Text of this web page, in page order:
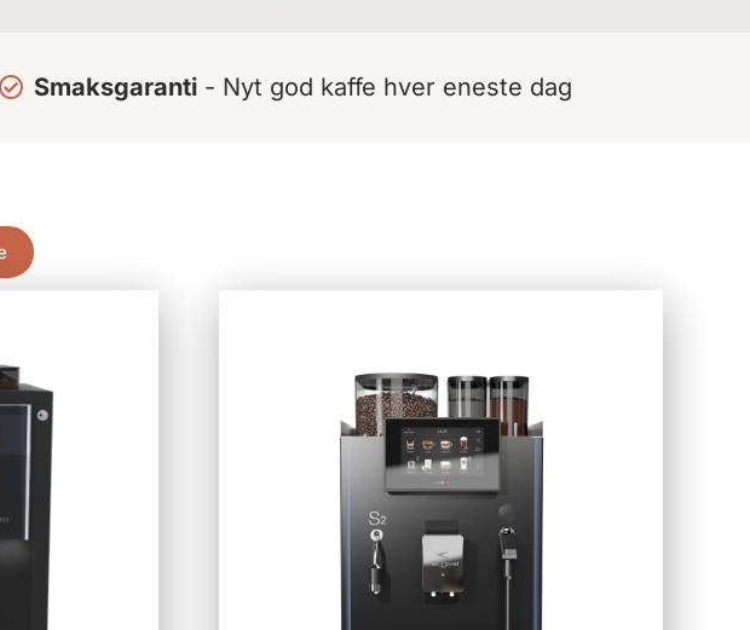
Smaksgaranti- Nyt god kaffe hver eneste dag